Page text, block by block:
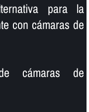
para la
con cámaras de
cámaras de